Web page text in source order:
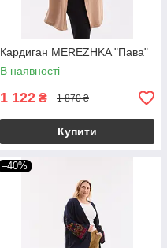
Кардиган MEREZHKA "Пава"
В наявності
1 122 ₴ 1 870 ₴
Купити
–40%